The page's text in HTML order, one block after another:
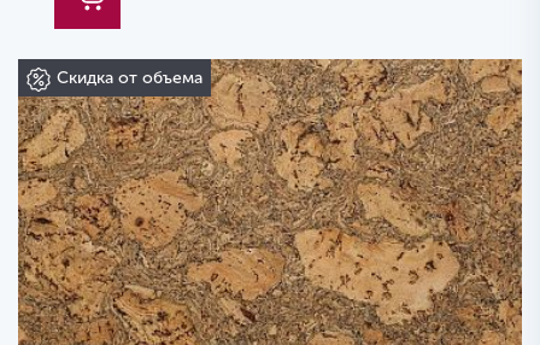
Скидка от объема